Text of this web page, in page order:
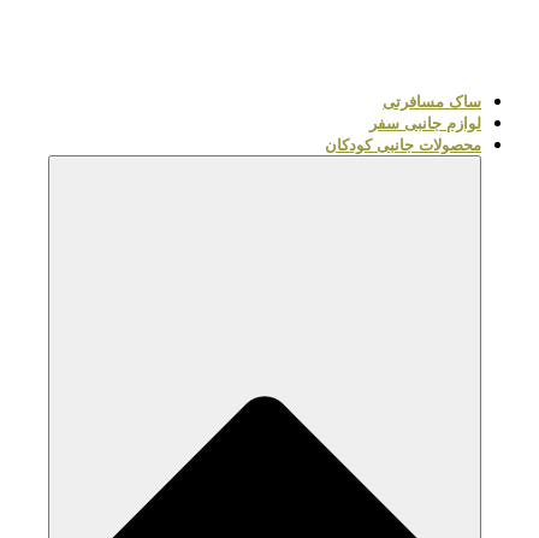
ساک مسافرتی
لوازم جانبی سفر
محصولات جانبی کودکان